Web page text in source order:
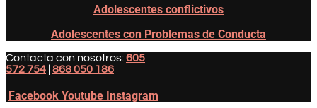
Adolescentes conflictivos
Adolescentes con Problemas de Conducta
Contacta con nosotros:605
572 754 868 050 186
Facebook Youtube Instagram